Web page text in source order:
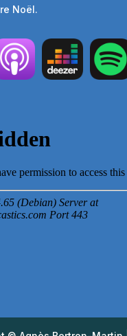
Noël.